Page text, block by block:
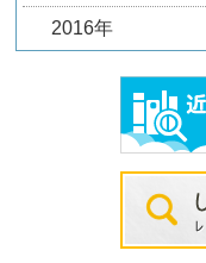
2016年